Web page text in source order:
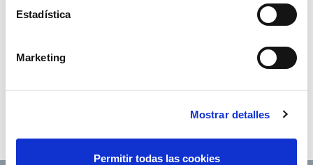
Estadística
Marketing
Mostrar detalles
Permitir todas las cookies